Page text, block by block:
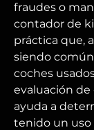
fraudes o
contador de
práctica que,
siendo
coches
evaluación de
ayuda a
tenido un uso